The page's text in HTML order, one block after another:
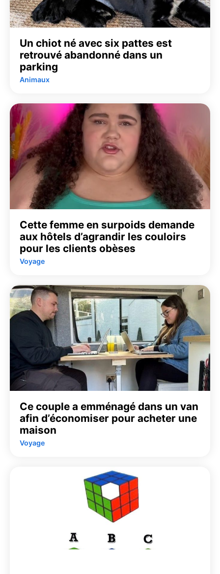
Un chiot né avec six pattes est
retrouvé abandonné dans un
parking
Animaux
Cette femme en surpoids demande
aux hôtels d’agrandir les couloirs
pour les clients obèses
Voyage
Ce couple a emménagé dans un van
afin d’économiser pour acheter une
maison
Voyage